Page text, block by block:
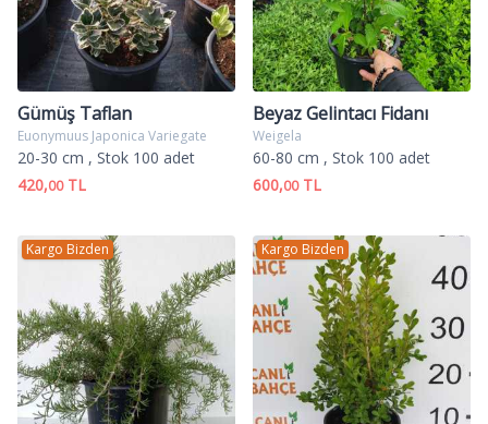
Gümüş Taflan
Euonymuus Japonica Variegate
20-30 cm , Stok 100 adet
420,00TL
Beyaz Gelintacı Fidanı
Weigela
60-80 cm , Stok 100 adet
600,00TL
Kargo Bizden Kargo Bizden